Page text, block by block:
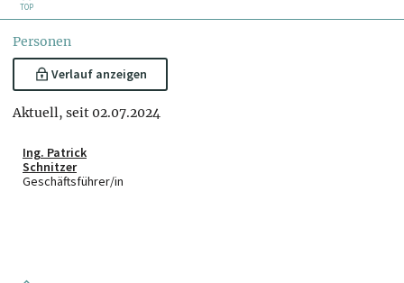
TOP
Personen
Verlauf anzeigen
Aktuell, seit 02.07.2024
Ing. Patrick
Schnitzer
Geschäftsführer/in